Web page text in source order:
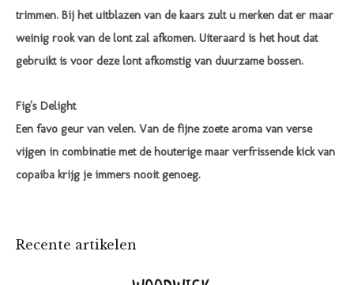
trimmen. Bij het uitblazen van de kaars zult u merken dat er maar
weinig rook van de lont zal afkomen. Uiteraard is het hout dat
gebruikt is voor deze lont afkomstig van duurzame bossen.
Fig's Delight
Een favo geur van velen. Van de fijne zoete aroma van verse
vijgen in combinatie met de houterige maar verfrissende kick van
copaiba krijg je immers nooit genoeg.
Recente artikelen